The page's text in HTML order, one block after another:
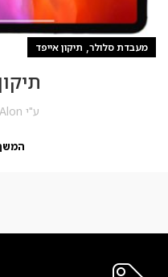
מעבדת סלולר, תיקון אייפד
ע"י Alon